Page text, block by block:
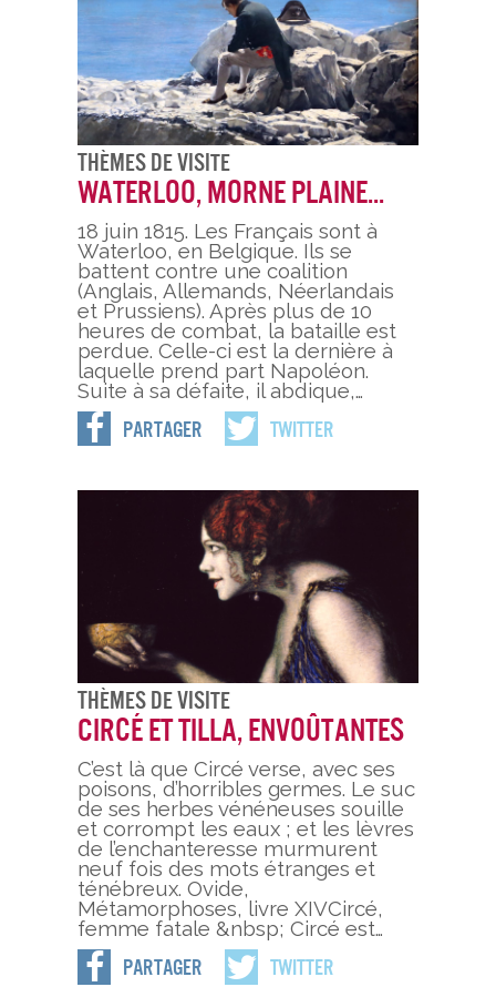
Thèmes De Visite
Waterloo, morne plaine...
18 juin 1815. Les Français sont à
Waterloo, en Belgique. Ils se
battent contre une coalition
(Anglais, Allemands, Néerlandais
et Prussiens). Après plus de 10
heures de combat, la bataille est
perdue. Celle-ci est la dernière à
laquelle prend part Napoléon.
Suite à sa défaite, il abdique,…
Partager Twitter
Thèmes De Visite
Circé et Tilla, envoûtantes
C’est là que Circé verse, avec ses
poisons, d’horribles germes. Le suc
de ses herbes vénéneuses souille
et corrompt les eaux ; et les lèvres
de l’enchanteresse murmurent
neuf fois des mots étranges et
ténébreux. Ovide,
Métamorphoses, livre XIVCircé,
femme fatale &nbsp; Circé est…
Partager Twitter